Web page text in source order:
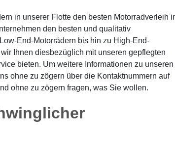
in unserer Flotte den besten Motorradverleih
den besten und qualitativ
End-Motorrädern bis hin zu High-End-
Ihnen diesbezüglich mit unseren gepflegten
bieten. Um weitere Informationen zu unseren
ohne zu zögern über die Kontaktnummern auf
ohne zu zögern fragen, was Sie wollen.